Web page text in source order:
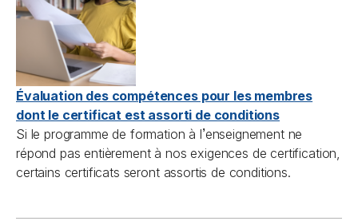
Évaluation des compétences pour les membres
dont le certificat est assorti de conditions
Si le programme de formation à l’enseignement ne
répond pas entièrement à nos exigences de certification,
certains certificats seront assortis de conditions.